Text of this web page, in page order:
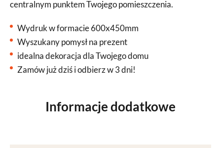
centralnym punktem Twojego pomieszczenia.
Wydruk w formacie 600x450mm
Wyszukany pomysł na prezent
idealna dekoracja dla Twojego domu
Zamów już dziś i odbierz w 3 dni!
Informacje dodatkowe